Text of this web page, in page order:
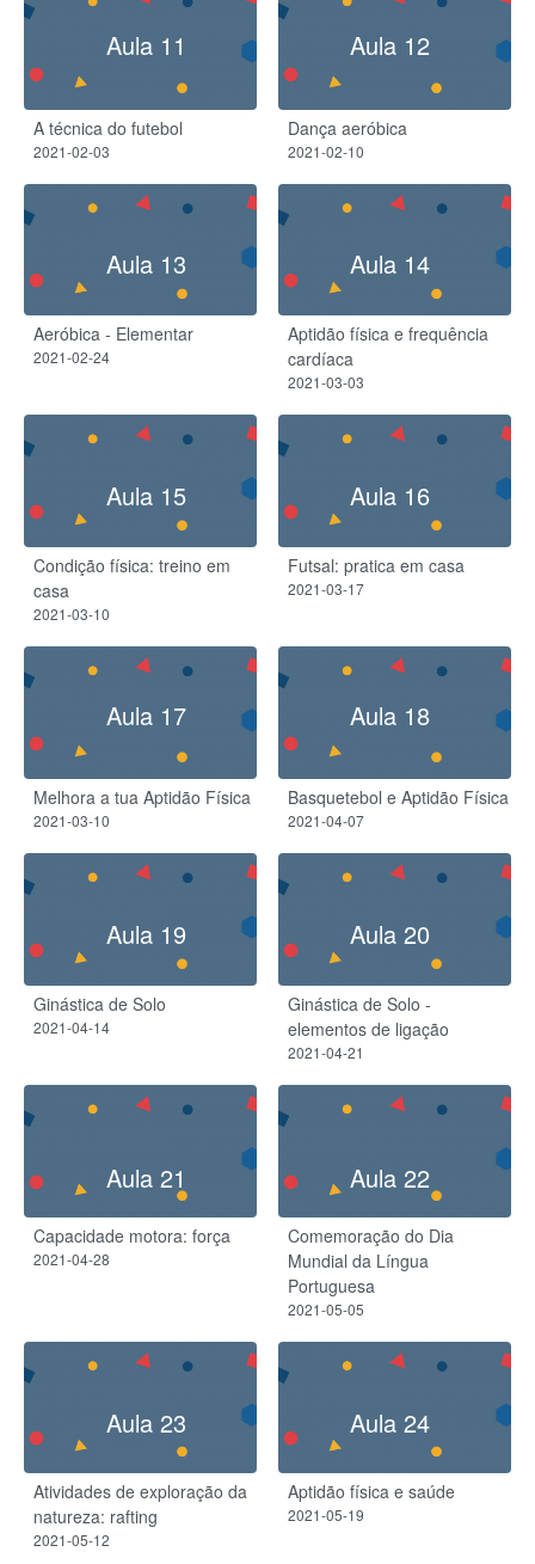
Aula 11
A técnica do futebol
2021-02-03
Aula 12
Dança aeróbica
2021-02-10
Aula 13
Aeróbica - Elementar
2021-02-24
Aula 14
Aptidão física e frequência
cardíaca
2021-03-03
Aula 15
Condição física: treino em
casa
2021-03-10
Aula 16
Futsal: pratica em casa
2021-03-17
Aula 17
Melhora a tua Aptidão Física
2021-03-10
Aula 18
Basquetebol e Aptidão Física
2021-04-07
Aula 19
Ginástica de Solo
2021-04-14
Aula 20
Ginástica de Solo -
elementos de ligação
2021-04-21
Aula 21
Capacidade motora: força
2021-04-28
Aula 22
Comemoração do Dia
Mundial da Língua
Portuguesa
2021-05-05
Aula 23
Atividades de exploração da
natureza: rafting
2021-05-12
Aula 24
Aptidão física e saúde
2021-05-19